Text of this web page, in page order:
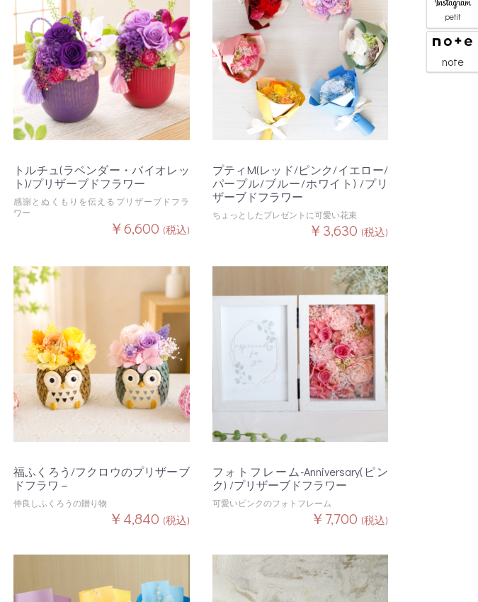
トルチュ(ラベンダー・バイオレッ
ト)/プリザーブドフラワー
感謝とぬくもりを伝えるプリザーブドフラ
ワー
￥6,600 (税込)
プティM(レッド/ピンク/イエロー/
パープル/ブルー/ホワイト) /プリ
ザーブドフラワー
ちょっとしたプレゼントに可愛い花束
￥3,630 (税込)
福ふくろう/フクロウのプリザーブ
ドフラワ－
仲良しふくろうの贈り物
￥4,840 (税込)
フォトフレーム-Anniversary(ピン
ク) /プリザーブドフラワー
可愛いピンクのフォトフレーム
￥7,700 (税込)
petit
note